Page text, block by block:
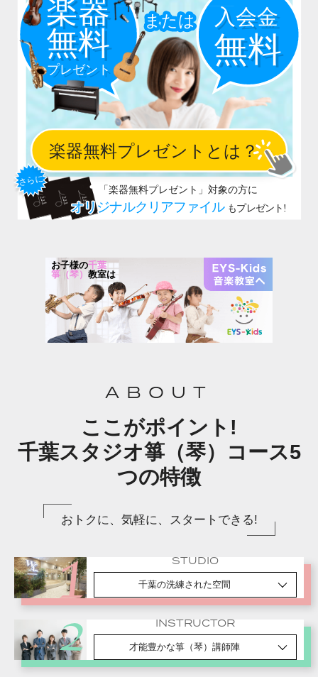
お子様の千葉
箏（琴） 教室は
ABOUT
ここがポイント!
千葉スタジオ箏（琴）コース5
つの特徴
おトクに、気軽に、スタートできる!
STUDIO
千葉の洗練された空間
INSTRUCTOR
才能豊かな箏（琴）講師陣